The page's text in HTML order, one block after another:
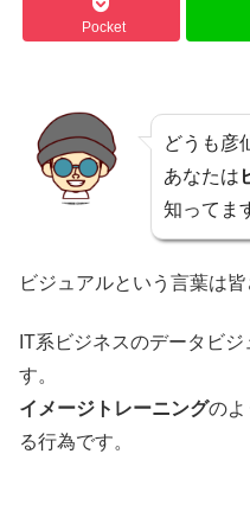
Pocket
どうも彦
あなたは
知ってま
ビジュアルという言葉は
IT系ビジネスのデータビ
す。
イメージトレーニングの
る行為です。